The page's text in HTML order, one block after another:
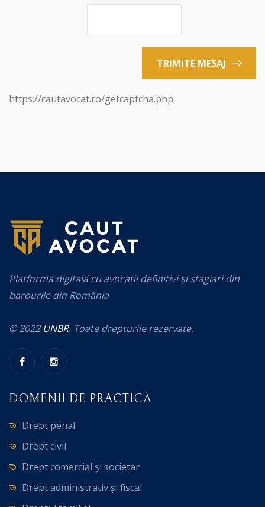
TRIMITE MESAJ
https://cautavocat.ro/getcaptcha.php:
Platformă digitală cu avocații definitivi și stagiari din
barourile din România
© 2022 UNBR. Toate drepturile rezervate.
DOMENII DE PRACTICĂ
Drept penal
Drept civil
Drept comercial și societar
Drept administrativ și fiscal